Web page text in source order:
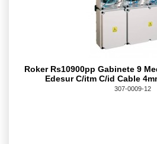
Roker Rs10900pp Gabinete 9
Edesur C/itm C/id Cable
307-0009-12